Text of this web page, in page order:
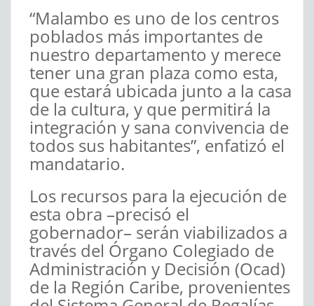
“Malambo es uno de los centros
poblados más importantes de
nuestro departamento y merece
tener una gran plaza como esta,
que estará ubicada junto a la casa
de la cultura, y que permitirá la
integración y sana convivencia de
todos sus habitantes”, enfatizó el
mandatario.
Los recursos para la ejecución de
esta obra –precisó el
gobernador– serán viabilizados a
través del Órgano Colegiado de
Administración y Decisión (Ocad)
de la Región Caribe, provenientes